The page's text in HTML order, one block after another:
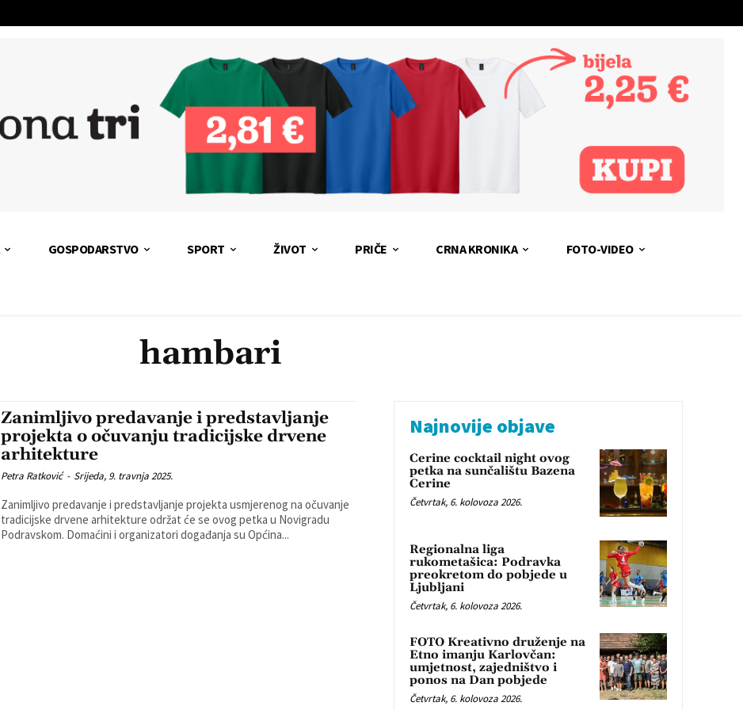
GOSPODARSTVO SPORT ŽIVOT PRIČE CRNA KRONIKA FOTO-VIDEO
hambari
Zanimljivo predavanje i predstavljanje
projekta o očuvanju tradicijske drvene
arhitekture
Petra Ratković - Srijeda, 9. travnja 2025.
Zanimljivo predavanje i predstavljanje projekta usmjerenog na očuvanje
tradicijske drvene arhitekture održat će se ovog petka u Novigradu
Podravskom. Domaćini i organizatori događanja su Općina...
Najnovije objave
Cerine cocktail night ovog
petka na sunčalištu Bazena
Cerine
Četvrtak, 6. kolovoza 2026.
Regionalna liga
rukometašica: Podravka
preokretom do pobjede u
Ljubljani
Četvrtak, 6. kolovoza 2026.
FOTO Kreativno druženje na
Etno imanju Karlovčan:
umjetnost, zajedništvo i
ponos na Dan pobjede
Četvrtak, 6. kolovoza 2026.